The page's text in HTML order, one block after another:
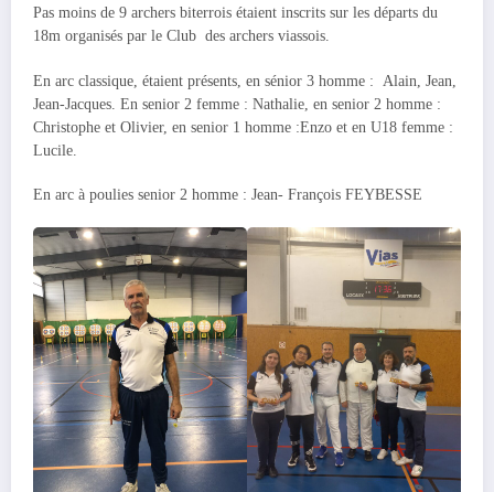
Pas moins de 9 archers biterrois étaient inscrits sur les départs du
18m organisés par le Club des archers viassois.
En arc classique, étaient présents, en sénior 3 homme : Alain, Jean,
Jean-Jacques. En senior 2 femme : Nathalie, en senior 2 homme :
Christophe et Olivier, en senior 1 homme :Enzo et en U18 femme :
Lucile.
En arc à poulies senior 2 homme : Jean- François FEYBESSE